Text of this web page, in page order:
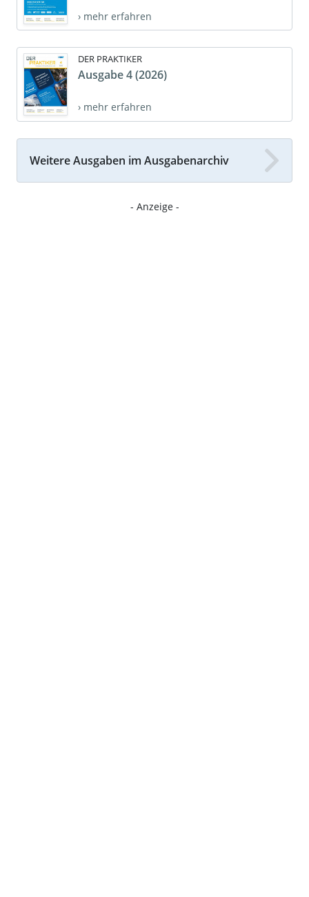
› mehr erfahren
DER PRAKTIKER
Ausgabe 4 (2026)
› mehr erfahren
Weitere Ausgaben im Ausgabenarchiv
- Anzeige -